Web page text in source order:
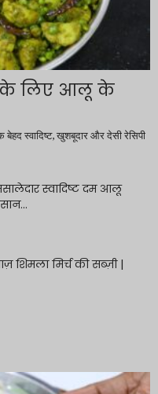
के लिए आलू के
स्वादिष्ट, खुशबूदार और देसी रेसिपी
स्वादिष्ट दम आलू
शिमला मिर्च की सब्ज़ी |